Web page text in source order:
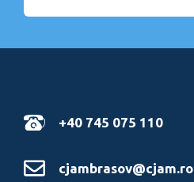
+40 745 075 110
cjambrasov@cjam.ro